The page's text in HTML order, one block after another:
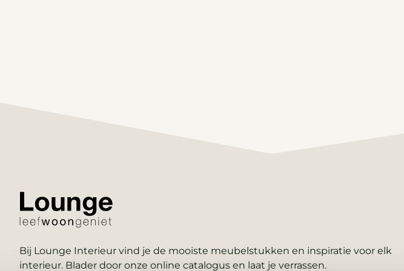
Bij Lounge Interieur vind je de mooiste meubelstukken en inspiratie voor elk
interieur. Blader door onze online catalogus en laat je verrassen.